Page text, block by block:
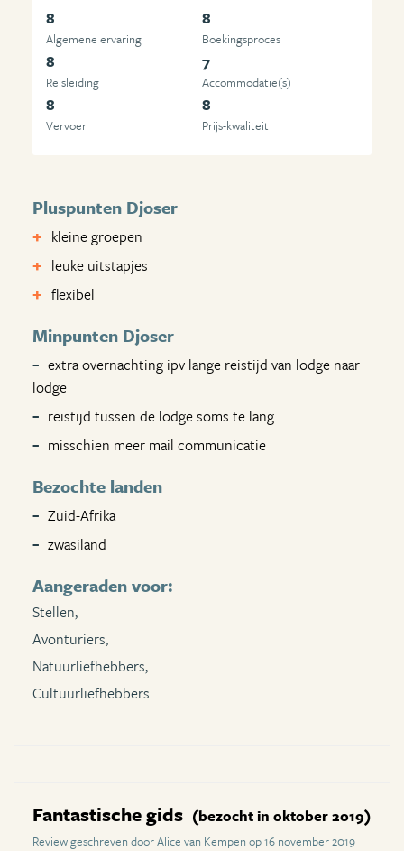
8
Algemene ervaring
8
Boekingsproces
8
Reisleiding
7
Accommodatie(s)
8
Vervoer
8
Prijs-kwaliteit
Pluspunten Djoser
kleine groepen
leuke uitstapjes
flexibel
Minpunten Djoser
extra overnachting ipv lange reistijd van lodge naar
lodge
reistijd tussen de lodge soms te lang
misschien meer mail communicatie
Bezochte landen
Zuid-Afrika
zwasiland
Aangeraden voor:
Stellen,
Avonturiers,
Natuurliefhebbers,
Cultuurliefhebbers
Fantastische gids (bezocht in oktober 2019)
Review geschreven door Alice van Kempen op 16 november 2019